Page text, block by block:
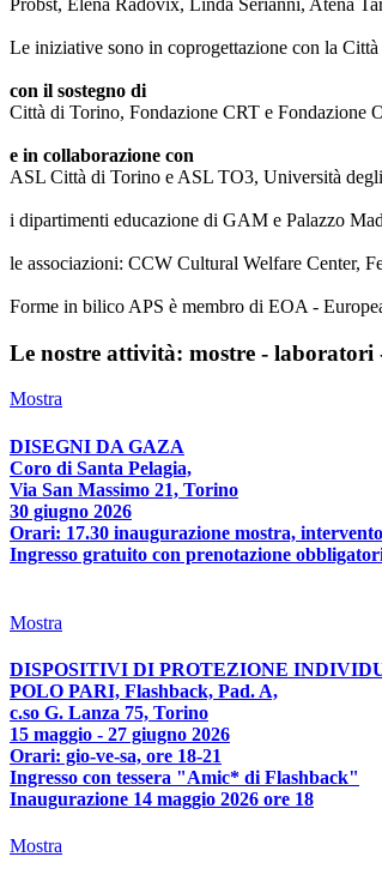
Le iniziative sono in coprogettazione con la
con il sostegno di
Città di Torino, Fondazione CRT e Fondazione
e in collaborazione con
ASL Città di Torino e ASL TO3, Università
i dipartimenti educazione di GAM e Palazzo
le associazioni: CCW Cultural Welfare Center,
Forme in bilico APS è membro di EOA -
Le nostre attività: mostre - laboratori
Mostra
DISEGNI DA GAZA
Coro di Santa Pelagia,
Via San Massimo 21, Torino
30 giugno 2026
Orari: 17.30 inaugurazione mostra,
Ingresso gratuito con prenotazione
Mostra
DISPOSITIVI DI PROTEZIONE
POLO PARI, Flashback, Pad. A,
c.so G. Lanza 75, Torino
15 maggio - 27 giugno 2026
Orari: gio-ve-sa, ore 18-21
Ingresso con tessera "Amic* di Flashback"
Inaugurazione 14 maggio 2026 ore 18
Mostra